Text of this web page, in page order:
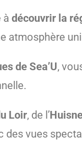
à découvrir la
atmosphère
de Sea’U,
Loir, de l’
des vues